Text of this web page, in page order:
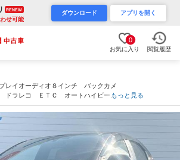
RENEW
せ可能
ダウンロード アプリを開く
0
お気に入り 閲覧履歴
イオーディオ８インチ バックカメ
ドラレコ ＥＴＣ オートハイビー
コン Ｂｌｕｅｔｏｏｔｈ（沖縄
もっと見る